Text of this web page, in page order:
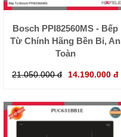
Bosch PPI82560MS - Bếp
Từ Chính Hãng Bền Bỉ, An
Toàn
21.050.000 đ 14.190.000 đ